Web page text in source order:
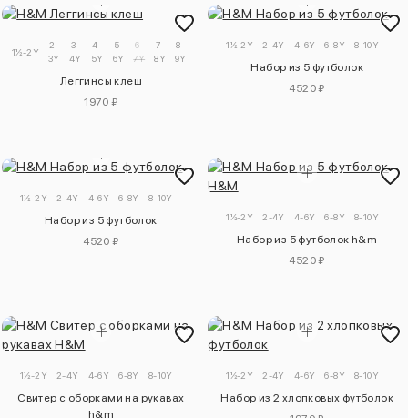
1½-2Y
2-
3Y
3-
4Y
4-
5Y
5-
6Y
6-
7Y
7-
8Y
8-
9Y
Леггинсы клеш
1970 ₽
1½-2Y 2-4Y 4-6Y 6-8Y 8-10Y
Набор из 5 футболок
4520 ₽
1½-2Y 2-4Y 4-6Y 6-8Y 8-10Y
Набор из 5 футболок
4520 ₽
1½-2Y 2-4Y 4-6Y 6-8Y 8-10Y
Набор из 5 футболок h&m
4520 ₽
1½-2Y 2-4Y 4-6Y 6-8Y 8-10Y
Свитер с оборками на рукавах
h&m
1½-2Y 2-4Y 4-6Y 6-8Y 8-10Y
Набор из 2 хлопковых футболок